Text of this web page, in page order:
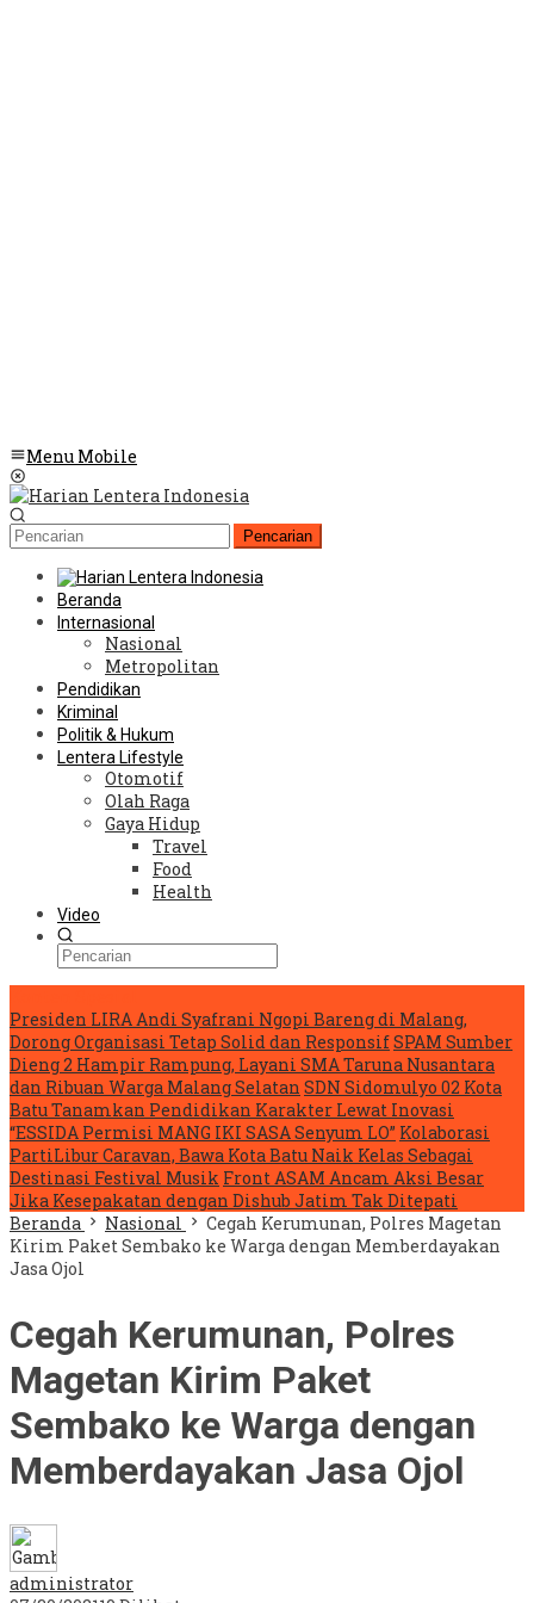
Menu Mobile
Pencarian
Beranda
Internasional
Nasional
Metropolitan
Pendidikan
Kriminal
Politik & Hukum
Lentera Lifestyle
Otomotif
Olah Raga
Gaya Hidup
Travel
Food
Health
Video
Presiden LIRA Andi Syafrani Ngopi Bareng di Malang,
Dorong Organisasi Tetap Solid dan ResponsifSPAM Sumber
Dieng 2 Hampir Rampung, Layani SMA Taruna Nusantara
dan Ribuan Warga Malang Selatan SDN Sidomulyo 02 Kota
Batu Tanamkan Pendidikan Karakter Lewat Inovasi
“ESSIDA Permisi MANG IKI SASA Senyum LO” Kolaborasi
PartiLibur Caravan, Bawa Kota Batu Naik Kelas Sebagai
Destinasi Festival Musik Front ASAM Ancam Aksi Besar
Jika Kesepakatan dengan Dishub Jatim Tak Ditepati
Beranda
Nasional
Cegah Kerumunan, Polres Magetan
Kirim Paket Sembako ke Warga dengan Memberdayakan
Jasa Ojol
Cegah Kerumunan, Polres
Magetan Kirim Paket
Sembako ke Warga dengan
Memberdayakan Jasa Ojol
administrator